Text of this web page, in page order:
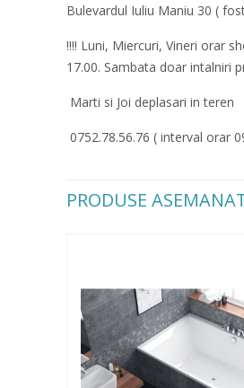
Bulevardul Iuliu Maniu 30 (
!!!! Luni, Miercuri, Vineri orar
17.00. Sambata doar intalniri
Marti si Joi deplasari in teren
0752.78.56.76 ( interval orar
PRODUSE